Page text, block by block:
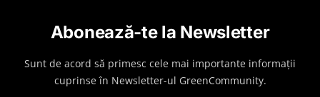
Abonează-te la Newsletter
Sunt de acord să primesc cele mai importante informații
cuprinse în Newsletter-ul GreenCommunity.